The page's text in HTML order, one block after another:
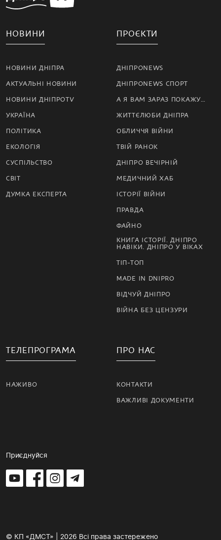
НОВИНИ
НОВИНИ ДНІПРА
АКТУАЛЬНІ НОВИНИ
НОВИНИ ДНІПРОTV
УКРАЇНА
ПОЛІТИКА
ЕКОЛОГІЯ
СУСПІЛЬСТВО
СВІТ
ДУМКА ЕКСПЕРТА
ПРОЄКТИ
ДНІПРОNEWS
ДНІПРОNEWS СПОРТ
А Я ВАМ ЗАРАЗ ПОКАЖУ…
ЖИТТЄЛЮБИ ДНІПРА
ОБЛИЧЧЯ ВІЙНИ
ТВІЙ РАНОК
ДНІПРО ВЕЧІРНІЙ
МЕДИЧНИЙ ХАБ
ІСТОРІЇ ВІЙНИ
ПРАВДА
ФАЙНО
КНИГА ІСТОРІЇ. ДНІПРО
НАВІКИ. ДНІПРО У ВІКАХ
ТІП-ТОП
MADE IN DNIPRO
ВІДЧУЙ ДНІПРО
ВІЙНА БЕЗ ЦЕНЗУРИ
ТЕЛЕПРОГРАМА
НАЖИВО
ПРО НАС
КОНТАКТИ
ВАЖЛИВІ ДОКУМЕНТИ
Приєднуйся
© КП «ДМСТ» | 2026 Всі права застережено